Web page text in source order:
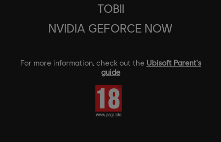
TOBII
NVIDIA GEFORCE NOW
For more information, check out the Ubisoft Parent's
guide